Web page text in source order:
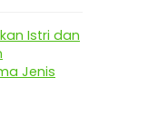
Istri dan
Jenis